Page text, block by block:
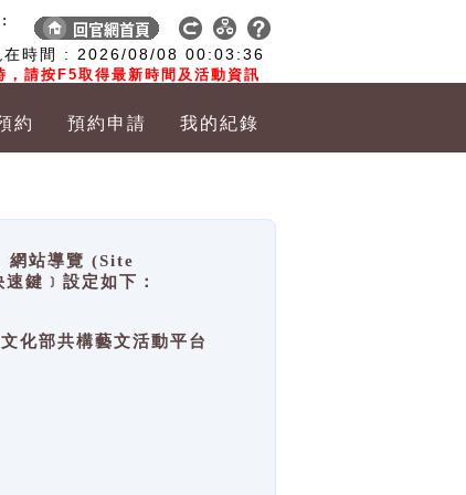
在時間 : 2026/08/08 00:03:36
，請按F5取得最新時間及活動資訊
約 預約申請 我的紀錄
網站導覽 (Site
鍵﹞設定如下：
部共構藝文活動平台